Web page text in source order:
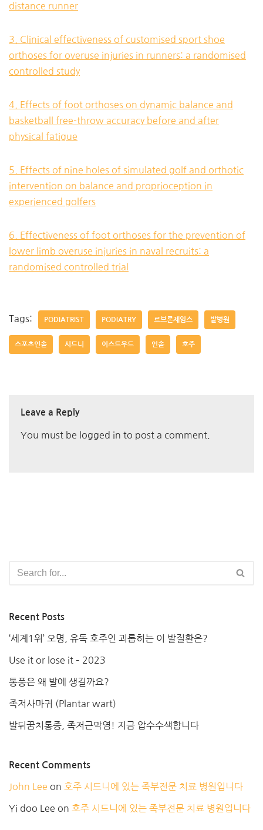
distance runner
3. Clinical effectiveness of customised sport shoe
orthoses for overuse injuries in runners: a randomised
controlled study
4. Effects of foot orthoses on dynamic balance and
basketball free-throw accuracy before and after
physical fatigue
5. Effects of nine holes of simulated golf and orthotic
intervention on balance and proprioception in
experienced golfers
6. Effectiveness of foot orthoses for the prevention of
lower limb overuse injuries in naval recruits: a
randomised controlled trial
Tags: PODIATRIST PODIATRY 르브론제임스 발병원
스포츠인솔 시드니 이스트우드 인솔 호주
Leave a Reply
You must be logged in to post a comment.
Recent Posts
‘세계1위’ 오명, 유독 호주인 괴롭히는 이 발질환은?
Use it or lose it – 2023
통풍은 왜 발에 생길까요?
족저사마귀 (Plantar wart)
발뒤꿈치통증, 족저근막염! 지금 압수수색합니다
Recent Comments
John Lee on 호주 시드니에 있는 족부전문 치료 병원입니다
Yi doo Lee on 호주 시드니에 있는 족부전문 치료 병원입니다